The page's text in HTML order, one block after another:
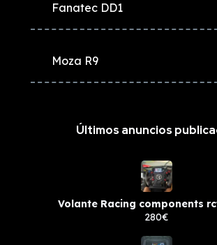
Fanatec DD1
Moza R9
Últimos anuncios
Volante Racing components
280€